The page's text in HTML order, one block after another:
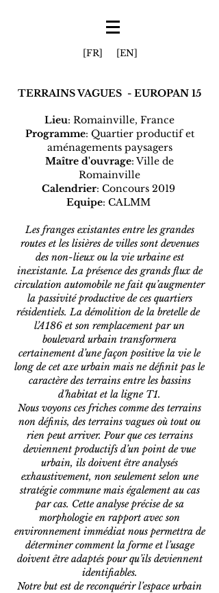
[FR] [EN]
TERRAINS VAGUES - EUROPAN 15
Lieu: Romainville, France
Programme: Quartier productif et
aménagements paysagers
Maître d'ouvrage: Ville de
Romainville
Calendrier: Concours 2019
Equipe: CALMM
Les franges existantes entre les grandes
routes et les lisières de villes sont devenues
des non-lieux ou la vie urbaine est
inexistante. La présence des grands flux de
circulation automobile ne fait qu’augmenter
la passivité productive de ces quartiers
résidentiels. La démolition de la bretelle de
l’A186 et son remplacement par un
boulevard urbain transformera
certainement d’une façon positive la vie le
long de cet axe urbain mais ne définit pas le
caractère des terrains entre les bassins
d’habitat et la ligne T1.
Nous voyons ces friches comme des terrains
non définis, des terrains vagues où tout ou
rien peut arriver. Pour que ces terrains
deviennent productifs d’un point de vue
urbain, ils doivent être analysés
exhaustivement, non seulement selon une
stratégie commune mais également au cas
par cas. Cette analyse précise de sa
morphologie en rapport avec son
environnement immédiat nous permettra de
déterminer comment la forme et l’usage
doivent être adaptés pour qu’ils deviennent
identifiables.
Notre but est de reconquérir l’espace urbain